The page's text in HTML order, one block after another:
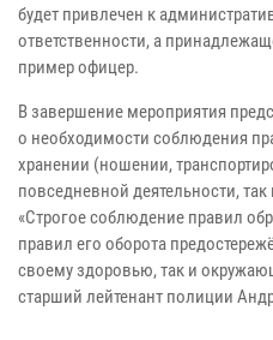
будет привлечен к
ответственности, а
пример офицер.
В завершение мероприятия
о необходимости соблюдения
хранении (ношении,
повседневной деятельности,
«Строгое соблюдение правил
правил его оборота
своему здоровью, так и
старший лейтенант полиции